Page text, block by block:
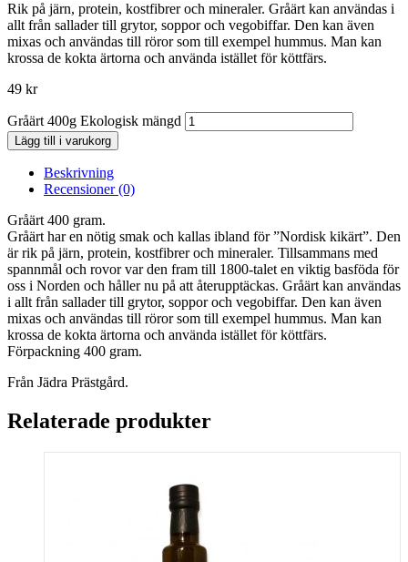
Rik på järn, protein, kostfibrer och mineraler. Gråärt kan användas i
allt från sallader till grytor, soppor och vegobiffar. Den kan även
mixas och användas till röror som till exempel hummus. Man kan
krossa de kokta ärtorna och använda istället för köttfärs.
49 kr
Gråärt 400g Ekologisk mängd
Lägg till i varukorg
Beskrivning
Recensioner (0)
Gråärt 400 gram.
Gråärt har en nötig smak och kallas ibland för ”Nordisk kikärt”. Den
är rik på järn, protein, kostfibrer och mineraler. Tillsammans med
spannmål och rovor var den fram till 1800-talet en viktig basföda för
oss i Norden och håller nu på att återupptäckas. Gråärt kan användas
i allt från sallader till grytor, soppor och vegobiffar. Den kan även
mixas och användas till röror som till exempel hummus. Man kan
krossa de kokta ärtorna och använda istället för köttfärs.
Förpackning 400 gram.
Från Jädra Prästgård.
Relaterade produkter